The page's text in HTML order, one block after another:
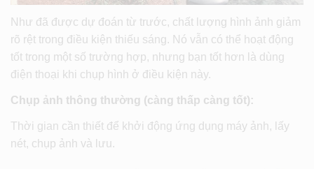
Như đã được dự đoán từ trước, chất lượng hình ảnh giảm
rõ rệt trong điều kiện thiếu sáng. Nó vẫn có thể hoạt động
tốt trong một số trường hợp, nhưng bạn tốt hơn là dùng
điện thoại khi chụp hình ở điều kiện này.
Chụp ảnh thông thường (càng thấp càng tốt):
Thời gian cần thiết để khởi động ứng dụng máy ảnh, lấy
nét, chụp ảnh và lưu.